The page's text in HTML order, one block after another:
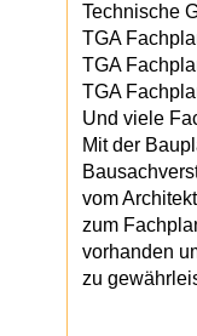
Technische
TGA
TGA
TGA
Und viele
Mit der
vom
zum
vorhanden
zu